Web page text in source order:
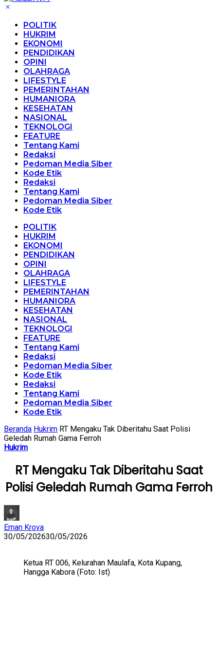
POLITIK
HUKRIM
EKONOMI
PENDIDIKAN
OPINI
OLAHRAGA
LIFESTYLE
PEMERINTAHAN
HUMANIORA
KESEHATAN
NASIONAL
TEKNOLOGI
FEATURE
Tentang Kami
Redaksi
Pedoman Media Siber
Kode Etik
Redaksi
Tentang Kami
Pedoman Media Siber
Kode Etik
POLITIK
HUKRIM
EKONOMI
PENDIDIKAN
OPINI
OLAHRAGA
LIFESTYLE
PEMERINTAHAN
HUMANIORA
KESEHATAN
NASIONAL
TEKNOLOGI
FEATURE
Tentang Kami
Redaksi
Pedoman Media Siber
Kode Etik
Redaksi
Tentang Kami
Pedoman Media Siber
Kode Etik
Beranda Hukrim RT Mengaku Tak Diberitahu Saat Polisi
Geledah Rumah Gama Ferroh
Hukrim
RT Mengaku Tak Diberitahu Saat
Polisi Geledah Rumah Gama Ferroh
Eman Krova
30/05/202630/05/2026
Ketua RT 006, Kelurahan Maulafa, Kota Kupang,
Hangga Kabora (Foto: Ist)